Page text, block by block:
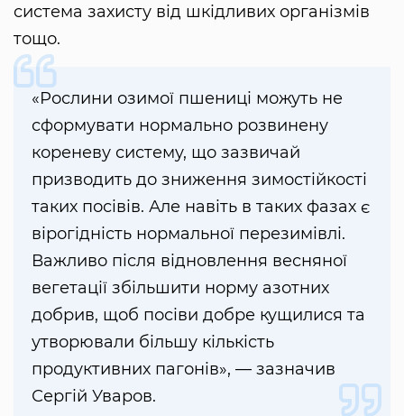
система захисту від шкідливих організмів
тощо.
«Рослини озимої пшениці можуть не
сформувати нормально розвинену
кореневу систему, що зазвичай
призводить до зниження зимостійкості
таких посівів. Але навіть в таких фазах є
вірогідність нормальної перезимівлі.
Важливо після відновлення весняної
вегетації збільшити норму азотних
добрив, щоб посіви добре кущилися та
утворювали більшу кількість
продуктивних пагонів», — зазначив
Сергій Уваров.